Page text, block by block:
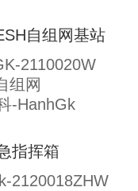
自组网基站
2110020W
组网
-HanhGk
指挥箱
2120018ZHW